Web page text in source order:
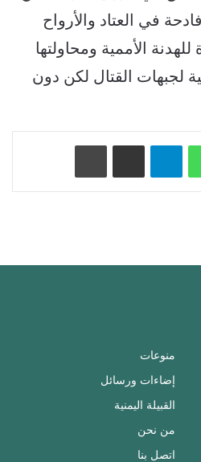
في العتاد والأرواح
الأممية ومحاولتها
لجبهات القتال لكن دون
واتساب تيلقرام
منوعات
إضاءات ورسائل
القبيلة اليمنية
من نحن
اتصل بنا